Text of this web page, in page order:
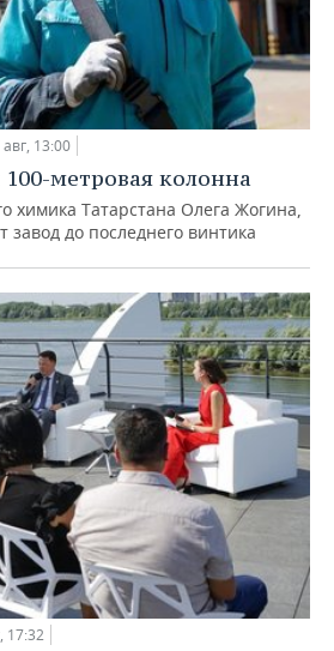
13:00
метровая колонна
химика Татарстана Олега Жогина,
завод до последнего винтика
17:32